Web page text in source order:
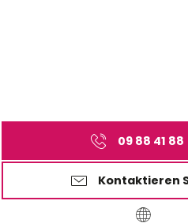
09 88 41 88
Kontaktieren